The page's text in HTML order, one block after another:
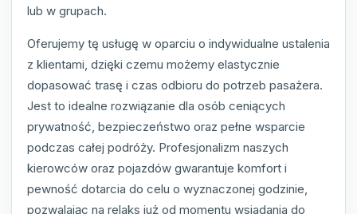
lub w grupach.
Oferujemy tę usługę w oparciu o indywidualne ustalenia
z klientami, dzięki czemu możemy elastycznie
dopasować trasę i czas odbioru do potrzeb pasażera.
Jest to idealne rozwiązanie dla osób ceniących
prywatność, bezpieczeństwo oraz pełne wsparcie
podczas całej podróży. Profesjonalizm naszych
kierowców oraz pojazdów gwarantuje komfort i
pewność dotarcia do celu o wyznaczonej godzinie,
pozwalając na relaks już od momentu wsiadania do